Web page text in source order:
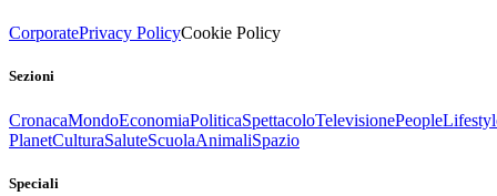
CorporatePrivacy PolicyCookie Policy
Sezioni
CronacaMondoEconomiaPoliticaSpettacoloTelevisionePeople
PlanetCulturaSaluteScuolaAnimaliSpazio
Speciali